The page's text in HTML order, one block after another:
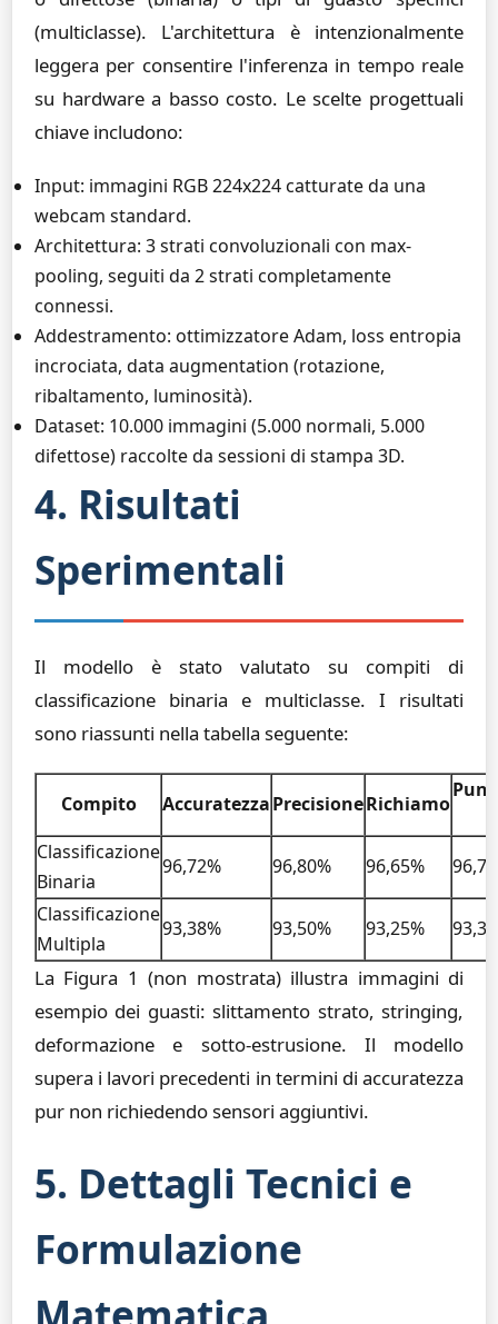
(multiclasse). L'architettura è intenzionalmente
leggera per consentire l'inferenza in tempo reale
su hardware a basso costo. Le scelte progettuali
chiave includono:
Input: immagini RGB 224x224 catturate da una
webcam standard.
Architettura: 3 strati convoluzionali con max-
pooling, seguiti da 2 strati completamente
connessi.
Addestramento: ottimizzatore Adam, loss entropia
incrociata, data augmentation (rotazione,
ribaltamento, luminosità).
Dataset: 10.000 immagini (5.000 normali, 5.000
difettose) raccolte da sessioni di stampa 3D.
4. Risultati
Sperimentali
Il modello è stato valutato su compiti di
classificazione binaria e multiclasse. I risultati
sono riassunti nella tabella seguente:
Compito AccuratezzaPrecisioneRichiamo
Classificazione
Binaria
96,72% 96,80% 96,65%
Classificazione
Multipla
93,38% 93,50% 93,25%
La Figura 1 (non mostrata) illustra immagini di
esempio dei guasti: slittamento strato, stringing,
deformazione e sotto-estrusione. Il modello
supera i lavori precedenti in termini di accuratezza
pur non richiedendo sensori aggiuntivi.
5. Dettagli Tecnici e
Formulazione